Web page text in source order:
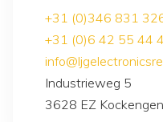
+31 (0)346 831
+31 (0)6 42 55 44
Industrieweg 5
3628 EZ Kockengen